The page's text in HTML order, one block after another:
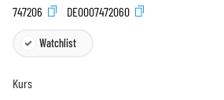
747206
DE0007472060
Watchlist
Kurs